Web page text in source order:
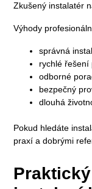
Zkušený instalatér
Výhody
správná
rychlé řešení
odborné
bezpečný
dlouhá
Pokud hledáte
praxí a dobrými